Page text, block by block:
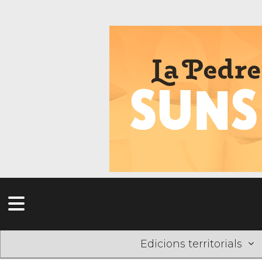
Edicions territorials